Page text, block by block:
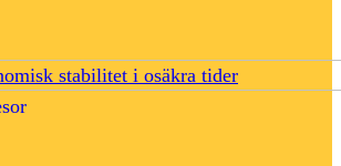
stabilitet i osäkra tider